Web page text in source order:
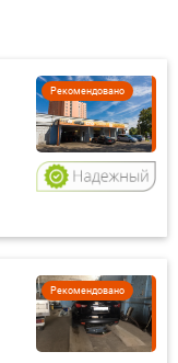
Рекомендовано
Рекомендовано